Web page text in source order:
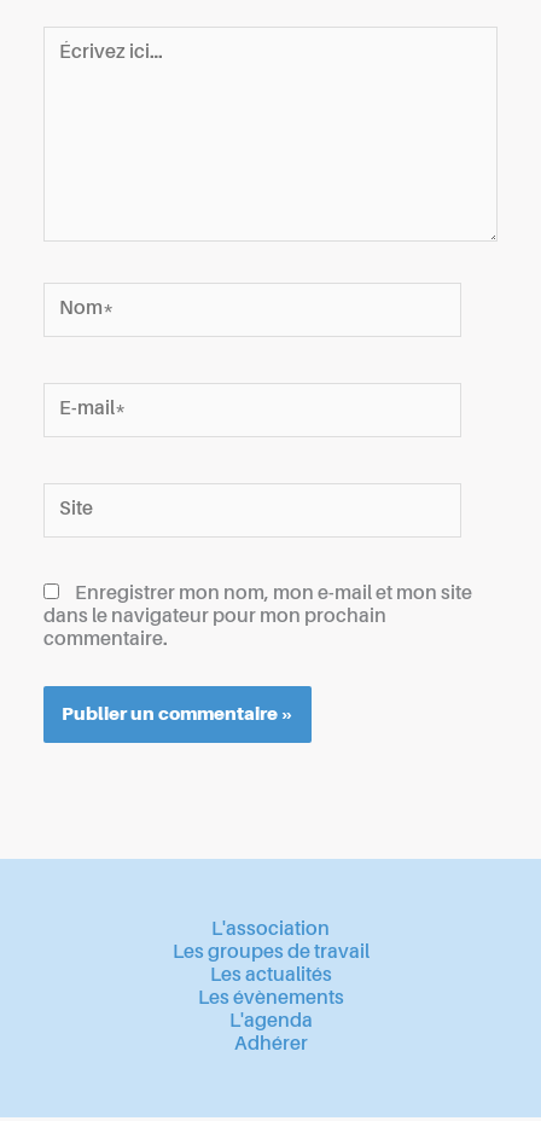
ici…
mail*
Enregistrer mon nom, mon e-mail et mon site
dans le navigateur pour mon prochain
commentaire.
L'association
Les groupes de travail
Les actualités
Les évènements
L'agenda
Adhérer